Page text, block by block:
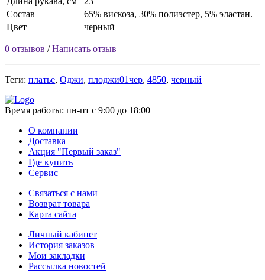
Состав
65% вискоза, 30% полиэстер, 5% эластан.
Цвет
черный
0 отзывов /Написать отзыв
Теги: платье, Оджи, плоджи01чер, 4850, черный
Время работы: пн-пт с 9:00 до 18:00
О компании
Доставка
Акция "Первый заказ"
Где купить
Сервис
Связаться с нами
Возврат товара
Карта сайта
Личный кабинет
История заказов
Мои закладки
Рассылка новостей